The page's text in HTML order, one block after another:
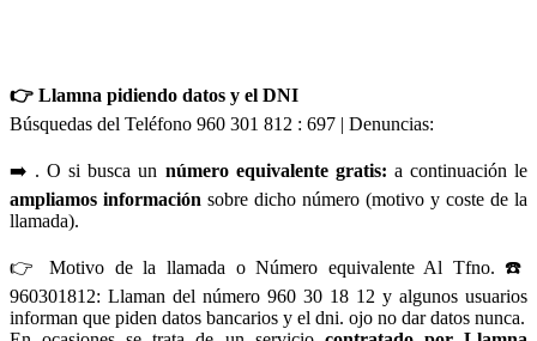
👉 Llamna pidiendo datos y el DNI
Búsquedas del Teléfono 960 301 812 : 697 | Denuncias:
➡️ . O si busca un número equivalente gratis: a continuación le
ampliamos información sobre dicho número (motivo y coste de la
llamada).
👉 Motivo de la llamada o Número equivalente Al Tfno. ☎️
960301812: Llaman del número 960 30 18 12 y algunos usuarios
informan que piden datos bancarios y el dni. ojo no dar datos nunca.